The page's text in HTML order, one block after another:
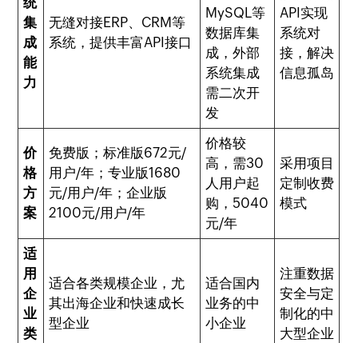
集
成
能
力
无缝对接ERP、CRM等
系统，提供丰富API接口
MySQL等
数据库集
成，外部
系统集成
需二次开
发
API实现
系统对
接，解决
信息孤岛
价
格
方
案
免费版；标准版672元/
用户/年；专业版1680
元/用户/年；企业版
2100元/用户/年
价格较
高，需30
人用户起
购，5040
元/年
采用项目
定制收费
模式
适
用
企
业
类
适合各类规模企业，尤
其出海企业和快速成长
型企业
适合国内
业务的中
小企业
注重数据
安全与定
制化的中
大型企业